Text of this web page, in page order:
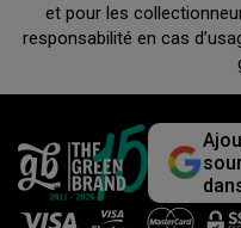
et pour les
responsabilité en cas